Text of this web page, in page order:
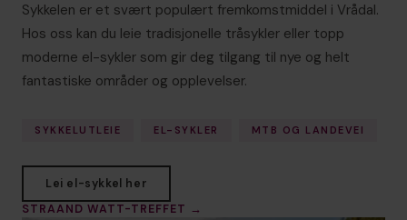
Sykkelen er et svært populært fremkomstmiddel i Vrådal.
Hos oss kan du leie tradisjonelle tråsykler eller topp
moderne el-sykler som gir deg tilgang til nye og helt
fantastiske områder og opplevelser.
SYKKELUTLEIE EL-SYKLER MTB OG LANDEVEI
Lei el-sykkel her
STRAAND WATT-TREFFET →